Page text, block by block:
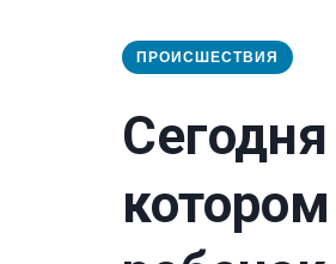
ПРОИСШЕСТВИЯ